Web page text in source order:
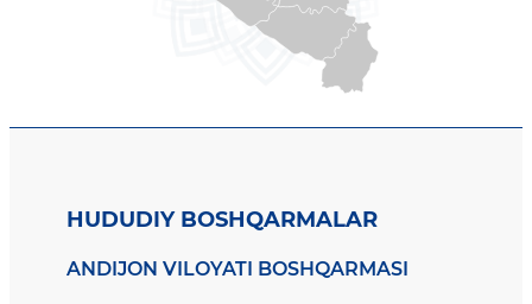
HUDUDIY BOSHQARMALAR
ANDIJON VILOYATI BOSHQARMASI